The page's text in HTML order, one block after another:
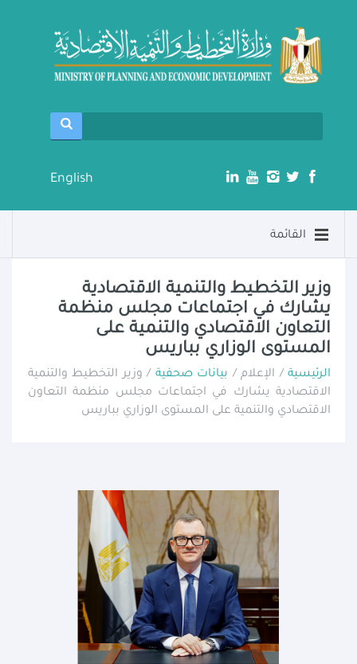
English
القائمة
وزير التخطيط والتنمية الاقتصادية
يشارك في اجتماعات مجلس منظمة
التعاون الاقتصادي والتنمية على
المستوى الوزاري بباريس
الرئيسية/ الإعلام / بيانات صحفية / وزير التخطيط والتنمية
الاقتصادية يشارك في اجتماعات مجلس منظمة التعاون
الاقتصادي والتنمية على المستوى الوزاري بباريس